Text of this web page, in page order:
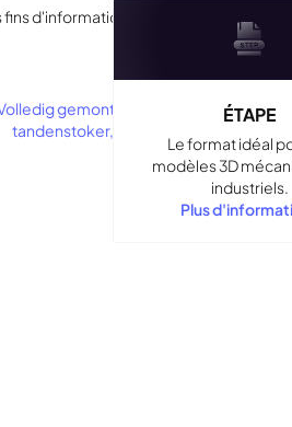
d'information
l'entreprise
ÉTAPE
Le format idéal
modèles 3D
industriels.
Plus